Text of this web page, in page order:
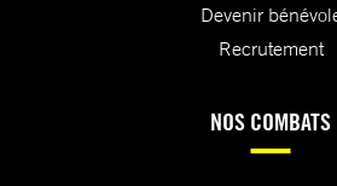
Devenir
Recrutement
NOS COMBATS